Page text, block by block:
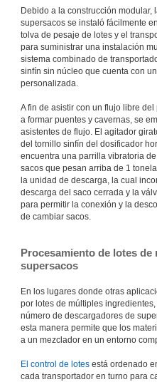
Debido a la construcción modular,
supersacos se instaló fácilmente
tolva de pesaje de lotes y el
para suministrar una instalación
sistema combinado de
sinfín sin núcleo que cuenta con
personalizada.
A fin de asistir con un flujo libre
a formar puentes y cavernas, se
asistentes de flujo. El agitador
del tornillo sinfín del dosificador
encuentra una parrilla vibratoria
sacos que pesan arriba de 1
la unidad de descarga, la cual
descarga del saco cerrada y la
para permitir la conexión y la
de cambiar sacos.
Procesamiento de lotes
supersacos
En los lugares donde otras
por lotes de múltiples
número de descargadores de
esta manera permite que los
a un mezclador en un entorno
El control de lotes está ordenado
cada transportador en turno para